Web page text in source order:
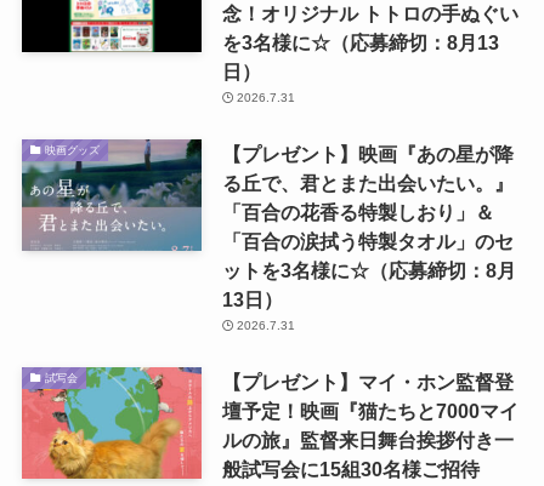
念！オリジナル トトロの手ぬぐい
を3名様に☆（応募締切：8月13
日）
2026.7.31
映画グッズ
【プレゼント】映画『あの星が降
る丘で、君とまた出会いたい。』
「百合の花香る特製しおり」＆
「百合の涙拭う特製タオル」のセ
ットを3名様に☆（応募締切：8月
13日）
2026.7.31
試写会
【プレゼント】マイ・ホン監督登
壇予定！映画『猫たちと7000マイ
ルの旅』監督来日舞台挨拶付き一
般試写会に15組30名様ご招待